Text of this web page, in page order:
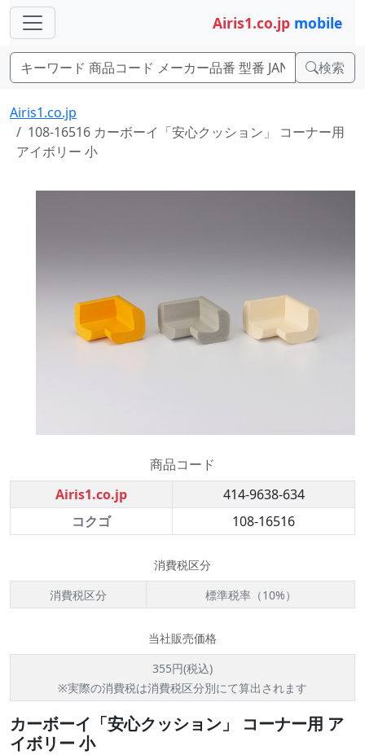
Airis1.co.jp mobile
検索
Airis1.co.jp
108-16516 カーボーイ「安心クッション」 コーナー用
アイボリー 小
商品コード
Airis1.co.jp
414-9638-634
コクゴ
108-16516
消費税区分
消費税区分
標準税率（10%）
当社販売価格
355円(税込)
※実際の消費税は消費税区分別にて算出されます
カーボーイ「安心クッション」 コーナー用 ア
イボリー 小